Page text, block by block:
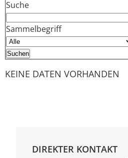
Suche
Sammelbegriff
KEINE DATEN VORHANDEN
DIREKTER KONTAKT